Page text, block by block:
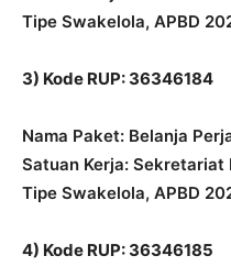
Tipe Swakelola, APBD
3) Kode RUP: 36346184
Nama Paket: Belanja
Satuan Kerja: Sekretariat
Tipe Swakelola, APBD
4) Kode RUP: 36346185